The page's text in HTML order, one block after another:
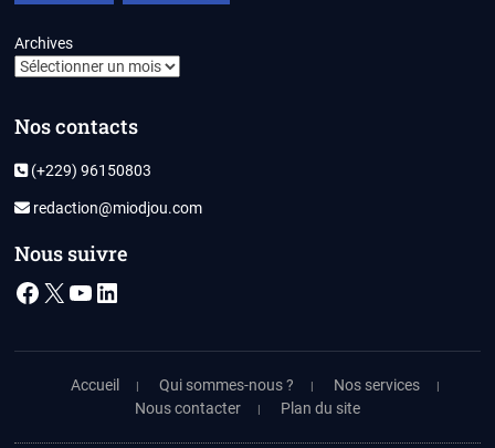
Archives
Nos contacts
(+229) 96150803
redaction@miodjou.com
Nous suivre
Facebook
X YouTube
LinkedIn
Accueil Qui sommes-nous ?
Nos services
Nous contacter
Plan du site